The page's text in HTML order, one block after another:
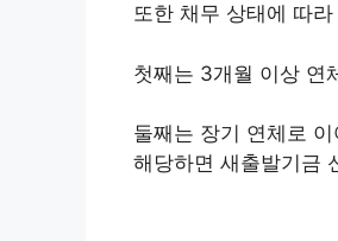
또한 채무 상태에 따
첫째는 3개월 이상 연
둘째는 장기 연체로
해당하면 새출발기금